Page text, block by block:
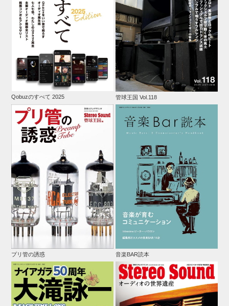
Qobuzのすべて 2025 管球王国 Vol.118
プリ管の誘惑 音楽BAR読本